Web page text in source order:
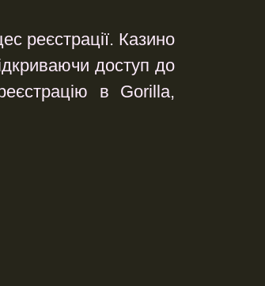
реєстрації. Казино
доступ до
в Gorilla,